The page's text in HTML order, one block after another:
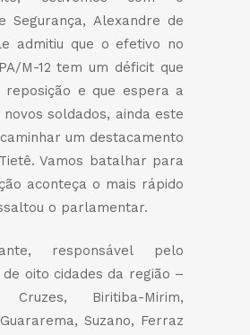
Segurança, Alexandre de
admitiu que o efetivo no
M-12 tem um déficit que
reposição e que espera a
soldados, ainda este
um destacamento
Vamos batalhar para
aconteça o mais rápido
o parlamentar.
responsável pelo
oito cidades da região –
Biritiba-Mirim,
Suzano, Ferraz